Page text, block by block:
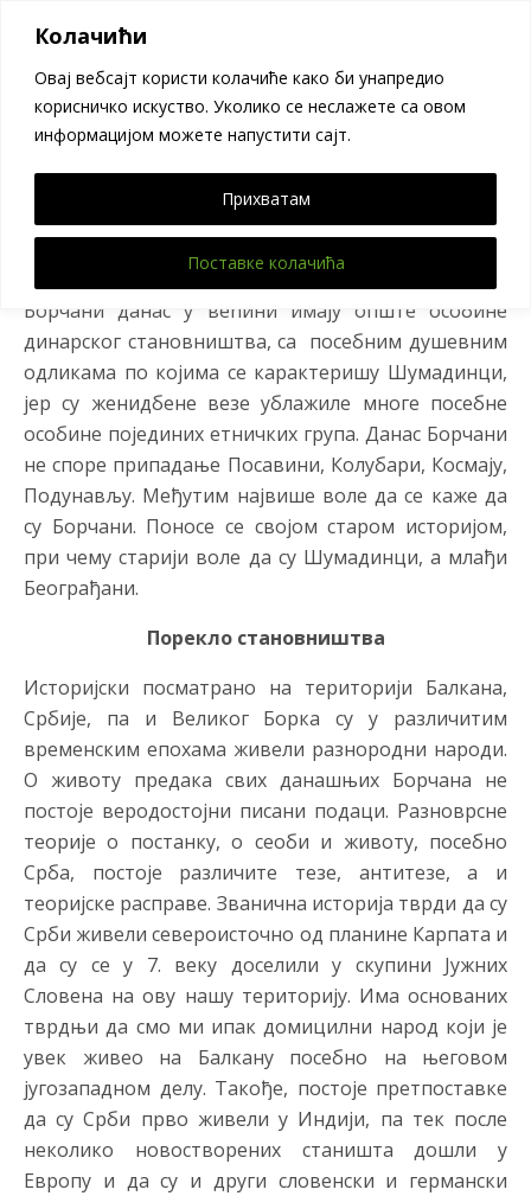
Колачићи
Овај вебсајт користи колачиће како би унапредио
корисничко искуство. Уколико се неслажете са овом
информацијом можете напустити сајт.
Поставке колачића
Прихватам
Становништво
Карактеристике Борчана
Борчани данас у већини имају опште особине
динарског становништва, са посебним душевним
одликама по којима се карактеришу Шумадинци,
јер су женидбене везе ублажиле многе посебне
особине појединих етничких група. Данас Борчани
не споре припадање Посавини, Колубари, Космају,
Подунављу. Међутим највише воле да се каже да
су Борчани. Поносе се својом старом историјом,
при чему старији воле да су Шумадинци, а млађи
Београђани.
Порекло становништва
Историјски посматрано на територији Балкана,
Србије, па и Великог Борка су у различитим
временским епохама живели разнородни народи.
О животу предака свих данашњих Борчана не
постоје веродостојни писани подаци. Разноврсне
теорије о постанку, о сеоби и животу, посебно
Срба, постоје различите тезе, антитезе, а и
теоријске расправе. Званична историја тврди да су
Срби живели североисточно од планине Карпата и
да су се у 7. веку доселили у скупини Јужних
Словена на ову нашу територију. Има основаних
тврдњи да смо ми ипак домицилни народ који је
увек живео на Балкану посебно на његовом
југозападном делу. Такође, постоје претпоставке
да су Срби прво живели у Индији, па тек после
неколико новостворених станишта дошли у
Европу и да су и други словенски и германски